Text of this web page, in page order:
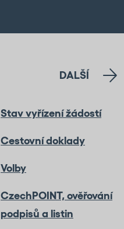
DALŠÍ
Stav vyřízení žádostí
Cestovní doklady
Volby
CzechPOINT, ověřování
podpisů a listin